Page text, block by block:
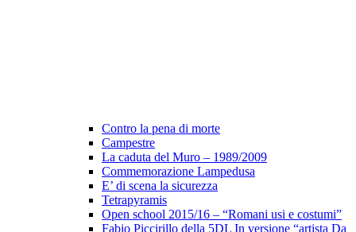
Contro la pena di morte
Campestre
La caduta del Muro – 1989/2009
Commemorazione Lampedusa
E’ di scena la sicurezza
Tetrapyramis
Open school 2015/16 – “Romani usi e costumi”
Fabio Piccirillo della 5DL In versione “artista Da